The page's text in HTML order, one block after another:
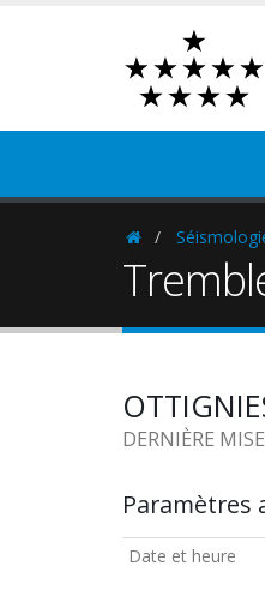
Homepage
DERNIÈRE
Paramètres
Date et heure